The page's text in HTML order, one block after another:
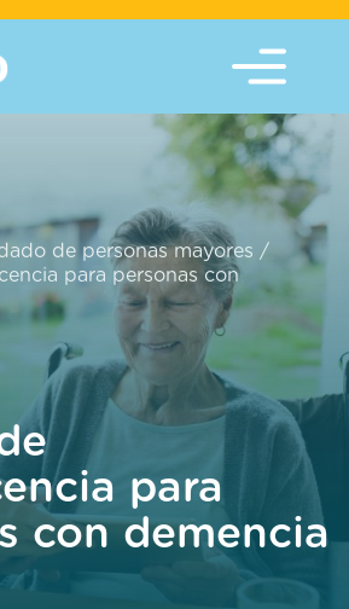
de personas mayores /
para personas con
para
con demencia